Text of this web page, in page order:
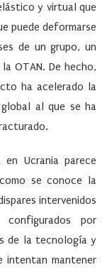
y virtual que
puede deformarse
de un grupo, un
OTAN. De hecho,
ha acelerado la
al que se ha
Ucrania parece
se conoce la
intervenidos
por
de la tecnología y
intentan mantener